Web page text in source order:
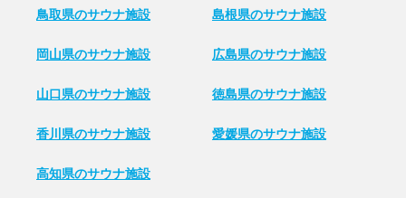
鳥取県のサウナ施設 島根県のサウナ施設
岡山県のサウナ施設 広島県のサウナ施設
山口県のサウナ施設 徳島県のサウナ施設
香川県のサウナ施設 愛媛県のサウナ施設
高知県のサウナ施設